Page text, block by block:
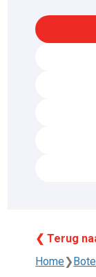
❮ Terug
Home❯